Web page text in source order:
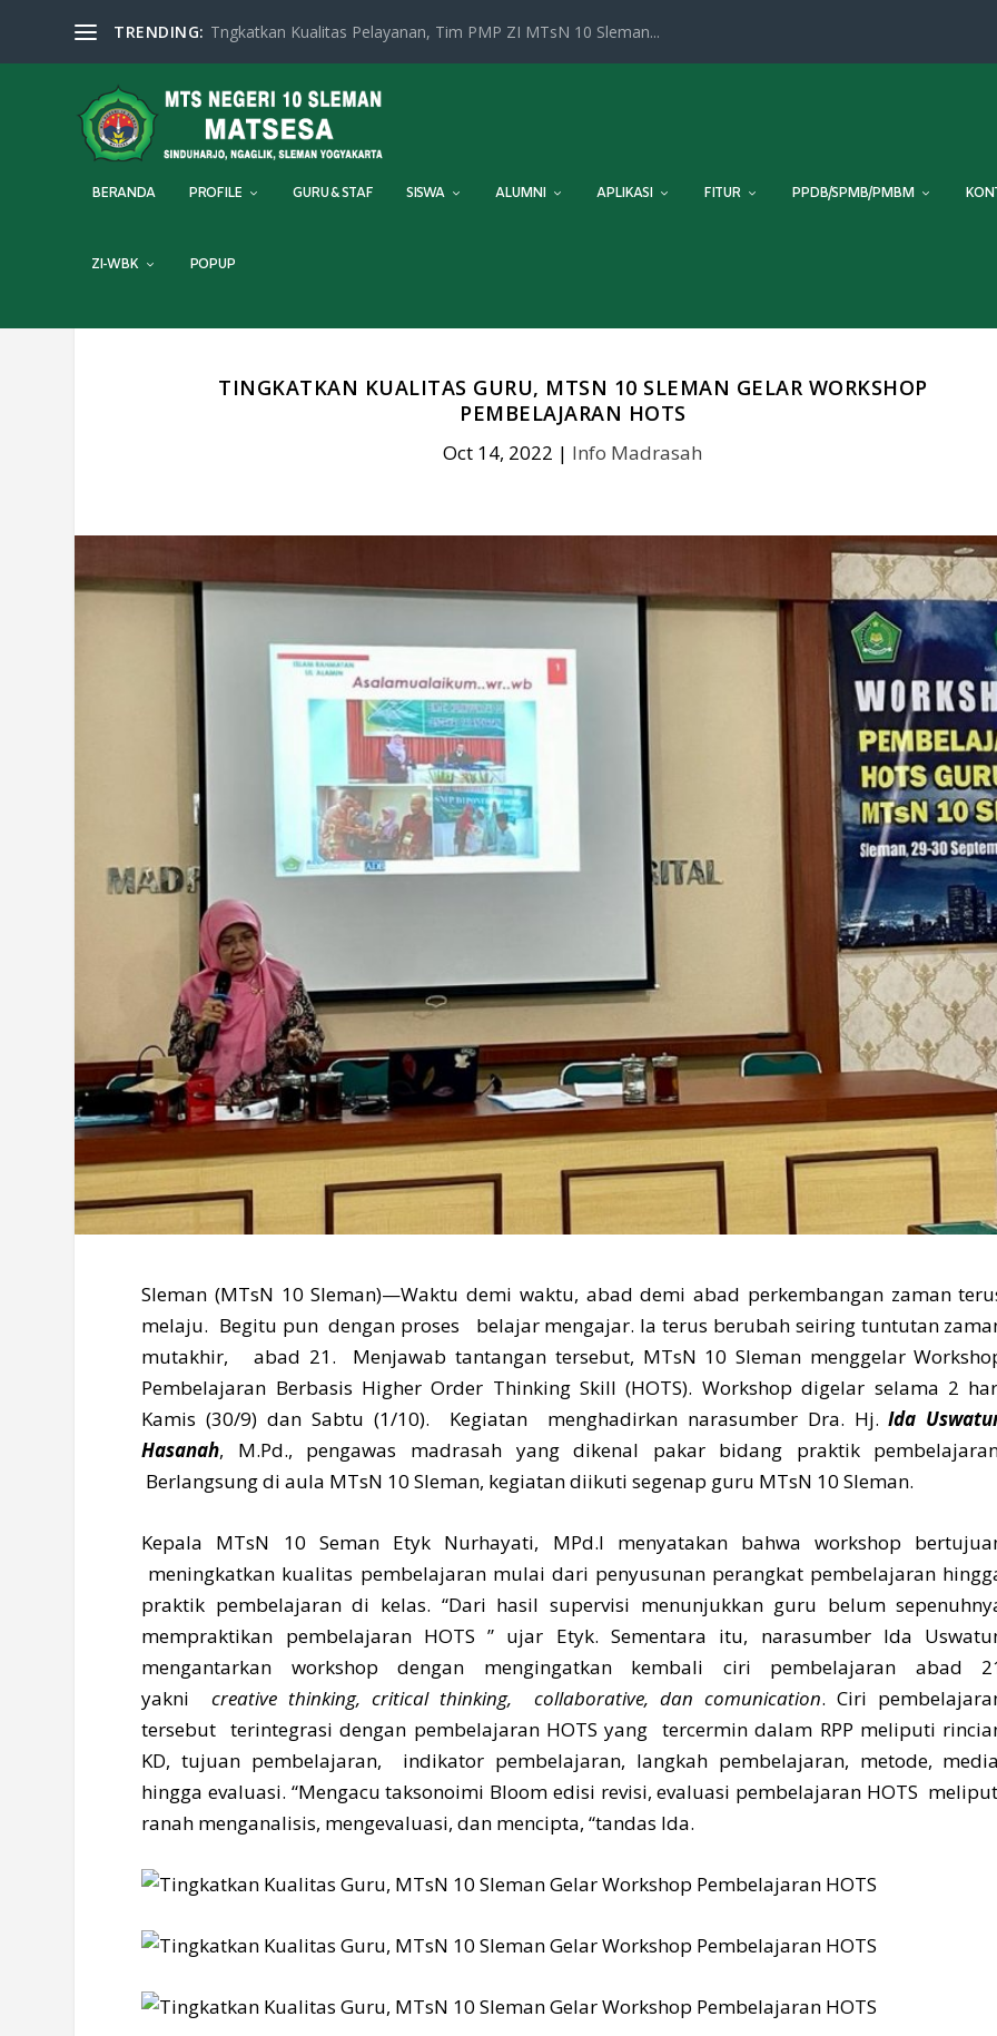
TRENDING: Tngkatkan Kualitas Pelayanan, Tim PMP ZI MTsN 10 Sleman...
BERANDA PROFILE GURU & STAF SISWA ALUMNI APLIKASI FITUR PPDB/SPMB/PMBM
ZI-WBK POPUP
TINGKATKAN KUALITAS GURU, MTSN 10 SLEMAN GELAR WORKSHOP
PEMBELAJARAN HOTS
Oct 14, 2022 | Info Madrasah
Sleman (MTsN 10 Sleman)—Waktu demi waktu, abad demi abad perkembangan zaman
melaju. Begitu pun dengan proses belajar mengajar. Ia terus berubah seiring tuntutan
mutakhir, abad 21. Menjawab tantangan tersebut, MTsN 10 Sleman menggelar
Pembelajaran Berbasis Higher Order Thinking Skill (HOTS). Workshop digelar selama 2
Kamis (30/9) dan Sabtu (1/10). Kegiatan menghadirkan narasumber Dra. Hj.Ida
Hasanah, M.Pd., pengawas madrasah yang dikenal pakar bidang praktik
Berlangsung di aula MTsN 10 Sleman, kegiatan diikuti segenap guru MTsN 10 Sleman.
Kepala MTsN 10 Seman Etyk Nurhayati, MPd.I menyatakan bahwa workshop
meningkatkan kualitas pembelajaran mulai dari penyusunan perangkat pembelajaran
praktik pembelajaran di kelas. “Dari hasil supervisi menunjukkan guru belum
mempraktikan pembelajaran HOTS ” ujar Etyk. Sementara itu, narasumber Ida
mengantarkan workshop dengan mengingatkan kembali ciri pembelajaran abad
yakni
creative thinking, critical thinking, collaborative, dan comunication. Ciri
tersebut terintegrasi dengan pembelajaran HOTS yang tercermin dalam RPP meliputi
KD, tujuan pembelajaran, indikator pembelajaran, langkah pembelajaran, metode,
hingga evaluasi. “Mengacu taksonoimi Bloom edisi revisi, evaluasi pembelajaran HOTS
ranah menganalisis, mengevaluasi, dan mencipta, “tandas Ida.